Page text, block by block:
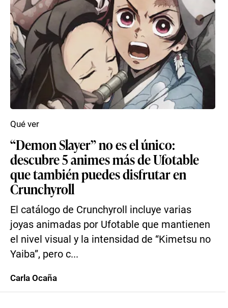
“Demon Slayer” no es el único:
descubre 5 animes más de Ufotable
que también puedes disfrutar en
Crunchyroll
El catálogo de Crunchyroll incluye varias
joyas animadas por Ufotable que mantienen
el nivel visual y la intensidad de “Kimetsu no
Yaiba”, pero c...
Qué ver
Carla Ocaña